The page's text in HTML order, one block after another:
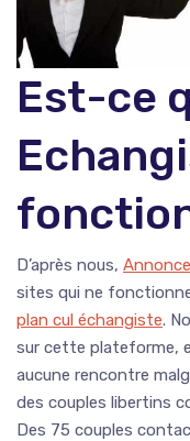
Est-ce
D’après nous,
sites qui ne
plan cul échangiste.
sur cette plateforme,
aucune rencontre
des couples libertins
Des 75 couples